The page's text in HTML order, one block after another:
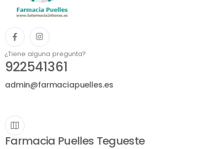
¿Tiene alguna pregunta?
922541361
admin@farmaciapuelles.es
Farmacia Puelles Tegueste